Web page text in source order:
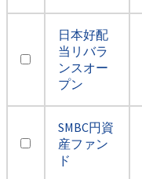
日本好配
当リバラ
ンスオー
プン
SMBC円資
産ファン
ド